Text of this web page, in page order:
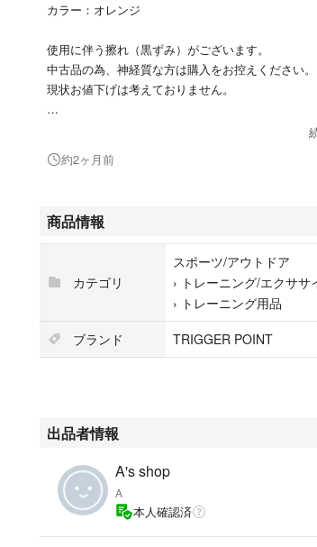
カラー：オレンジ
使用に伴う擦れ（黒ずみ）がございます。
中古品の為、神経質な方は購入をお控えください。
現状お値下げは考えておりません。
#スポーツ/アウトドア
約2ヶ月前
商品情報
カテゴリ
スポーツ/アウトドア
› トレーニング/エクササ
› トレーニング用品
ブランド
TRIGGER POINT
出品者情報
A's shop
A
本人確認済